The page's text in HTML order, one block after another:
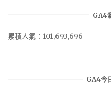
GA4
累積人氣：101,693,696
GA4今